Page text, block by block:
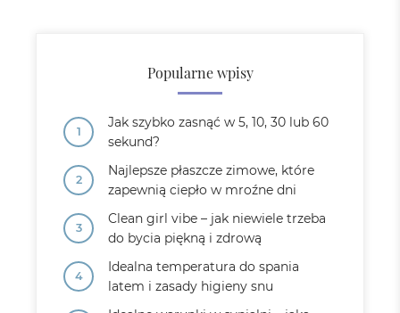
Popularne wpisy
Jak szybko zasnąć w 5, 10, 30 lub 60
sekund?
Najlepsze płaszcze zimowe, które
zapewnią ciepło w mroźne dni
Clean girl vibe – jak niewiele trzeba
do bycia piękną i zdrową
Idealna temperatura do spania
latem i zasady higieny snu